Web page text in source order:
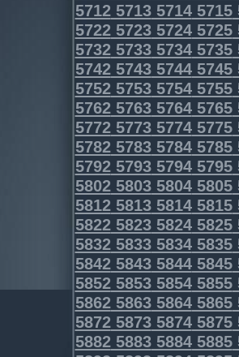
5712571357145715
5722572357245725
5732573357345735
5742574357445745
5752575357545755
5762576357645765
5772577357745775
5782578357845785
5792579357945795
5802580358045805
5812581358145815
5822582358245825
5832583358345835
5842584358445845
5852585358545855
5862586358645865
5872587358745875
5882588358845885